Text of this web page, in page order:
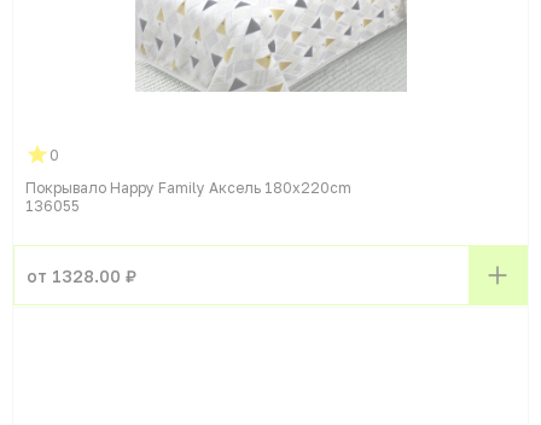
0
Покрывало Happy Family Аксель 180x220cm
136055
от 1328.00 ₽